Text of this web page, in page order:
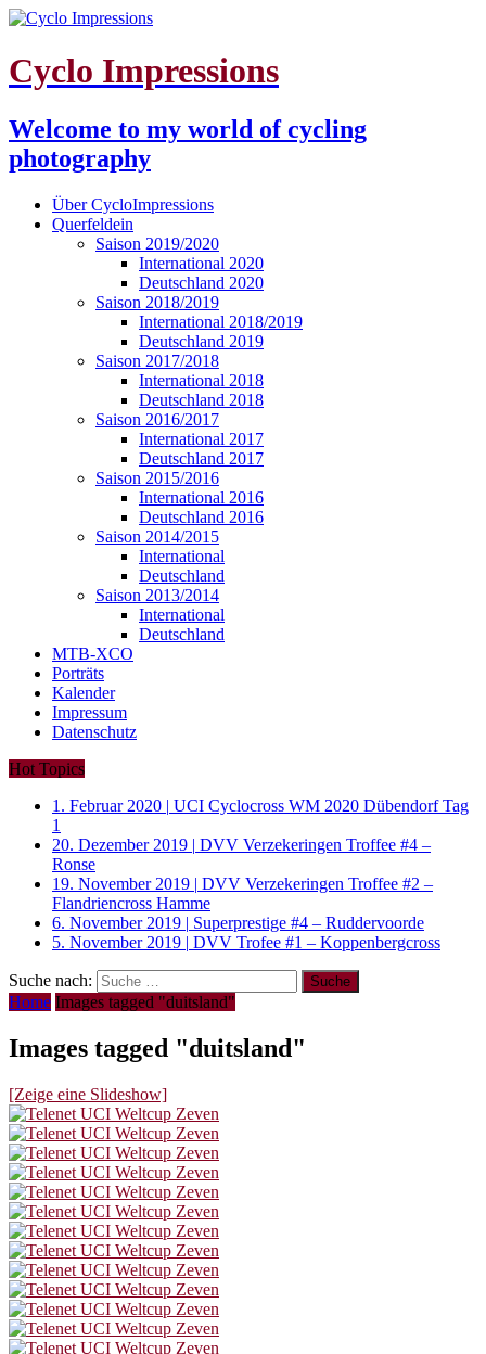
Cyclo Impressions
Welcome to my world of cycling
photography
Über CycloImpressions
Querfeldein
Saison 2019/2020
International 2020
Deutschland 2020
Saison 2018/2019
International 2018/2019
Deutschland 2019
Saison 2017/2018
International 2018
Deutschland 2018
Saison 2016/2017
International 2017
Deutschland 2017
Saison 2015/2016
International 2016
Deutschland 2016
Saison 2014/2015
International
Deutschland
Saison 2013/2014
International
Deutschland
MTB-XCO
Porträts
Kalender
Impressum
Datenschutz
Hot Topics
1. Februar 2020 | UCI Cyclocross WM 2020 Dübendorf Tag
1
20. Dezember 2019 | DVV Verzekeringen Troffee #4 –
Ronse
19. November 2019 | DVV Verzekeringen Troffee #2 –
Flandriencross Hamme
6. November 2019 | Superprestige #4 – Ruddervoorde
5. November 2019 | DVV Trofee #1 – Koppenbergcross
Suche nach:
Home Images tagged "duitsland"
Images tagged "duitsland"
[Zeige eine Slideshow]